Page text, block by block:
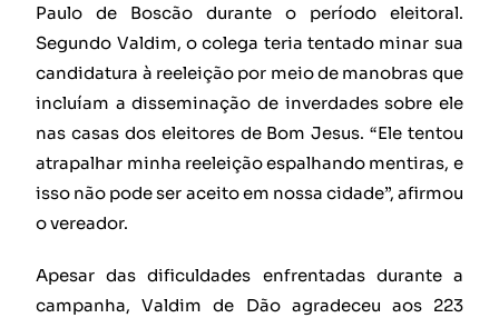
Paulo de Boscão durante o período eleitoral.
Segundo Valdim, o colega teria tentado minar sua
candidatura à reeleição por meio de manobras que
incluíam a disseminação de inverdades sobre ele
nas casas dos eleitores de Bom Jesus. “Ele tentou
atrapalhar minha reeleição espalhando mentiras, e
isso não pode ser aceito em nossa cidade”, afirmou
o vereador.
Apesar das dificuldades enfrentadas durante a
campanha, Valdim de Dão agradeceu aos 223